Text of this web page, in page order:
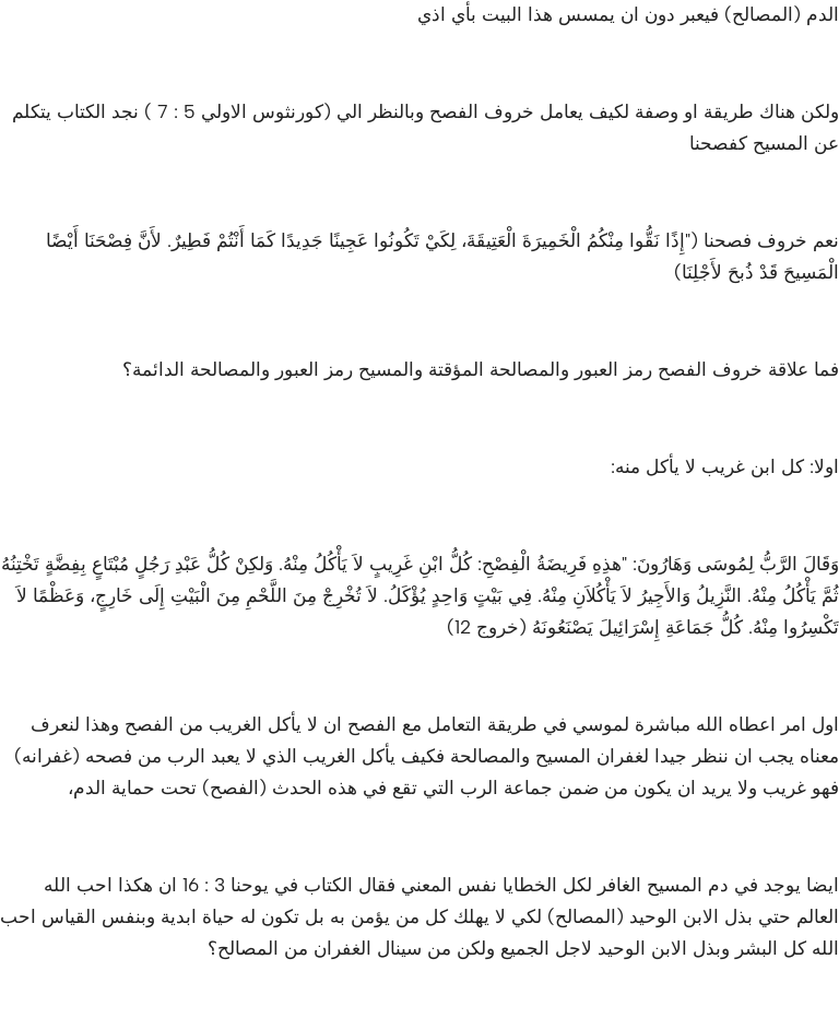
الدم (المصالح) فيعبر دون ان يمسس هذا البيت بأي اذي
ولكن هناك طريقة او وصفة لكيف يعامل خروف الفصح وبالنظر الي (كورنثوس الاولي 5 : 7 ) نجد الكتاب يتكلم
عن المسيح كفصحنا
نعم خروف فصحنا ("إِذًا نَقُّوا مِنْكُمُ الْخَمِيرَةَ الْعَتِيقَةَ، لِكَيْ تَكُونُوا عَجِينًا جَدِيدًا كَمَا أَنْتُمْ فَطِيرٌ. لأَنَّ فِصْحَنَا أَيْضًا
الْمَسِيحَ قَدْ ذُبحَ لأَجْلِنَا)
فما علاقة خروف الفصح رمز العبور والمصالحة المؤقتة والمسيح رمز العبور والمصالحة الدائمة؟
اولا: كل ابن غريب لا يأكل منه:
وَقَالَ الرَّبُّ لِمُوسَى وَهَارُونَ: "هذِهِ فَرِيضَةُ الْفِصْحِ: كُلُّ ابْنِ غَرِيبٍ لاَ يَأْكُلُ مِنْهُ. وَلكِنْ كُلُّ عَبْدِ رَجُلٍ مُبْتَاعٍ بِفِضَّةٍ تَخْتِنُهُ
ثُمَّ يَأْكُلُ مِنْهُ. النَّزِيلُ وَالأَجِيرُ لاَ يَأْكُلاَنِ مِنْهُ. فِي بَيْتٍ وَاحِدٍ يُؤْكَلُ. لاَ تُخْرِجْ مِنَ اللَّحْمِ مِنَ الْبَيْتِ إِلَى خَارِجٍ، وَعَظْمًا لاَ
تَكْسِرُوا مِنْهُ. كُلُّ جَمَاعَةِ إِسْرَائِيلَ يَصْنَعُونَهُ (خروج 12)
اول امر اعطاه الله مباشرة لموسي في طريقة التعامل مع الفصح ان لا يأكل الغريب من الفصح وهذا لنعرف
معناه يجب ان ننظر جيدا لغفران المسيح والمصالحة فكيف يأكل الغريب الذي لا يعبد الرب من فصحه (غفرانه)
فهو غريب ولا يريد ان يكون من ضمن جماعة الرب التي تقع في هذه الحدث (الفصح) تحت حماية الدم،
ايضا يوجد في دم المسيح الغافر لكل الخطايا نفس المعني فقال الكتاب في يوحنا 3 : 16 ان هكذا احب الله
العالم حتي بذل الابن الوحيد (المصالح) لكي لا يهلك كل من يؤمن به بل تكون له حياة ابدية وبنفس القياس احب
الله كل البشر وبذل الابن الوحيد لاجل الجميع ولكن من سينال الغفران من المصالح؟